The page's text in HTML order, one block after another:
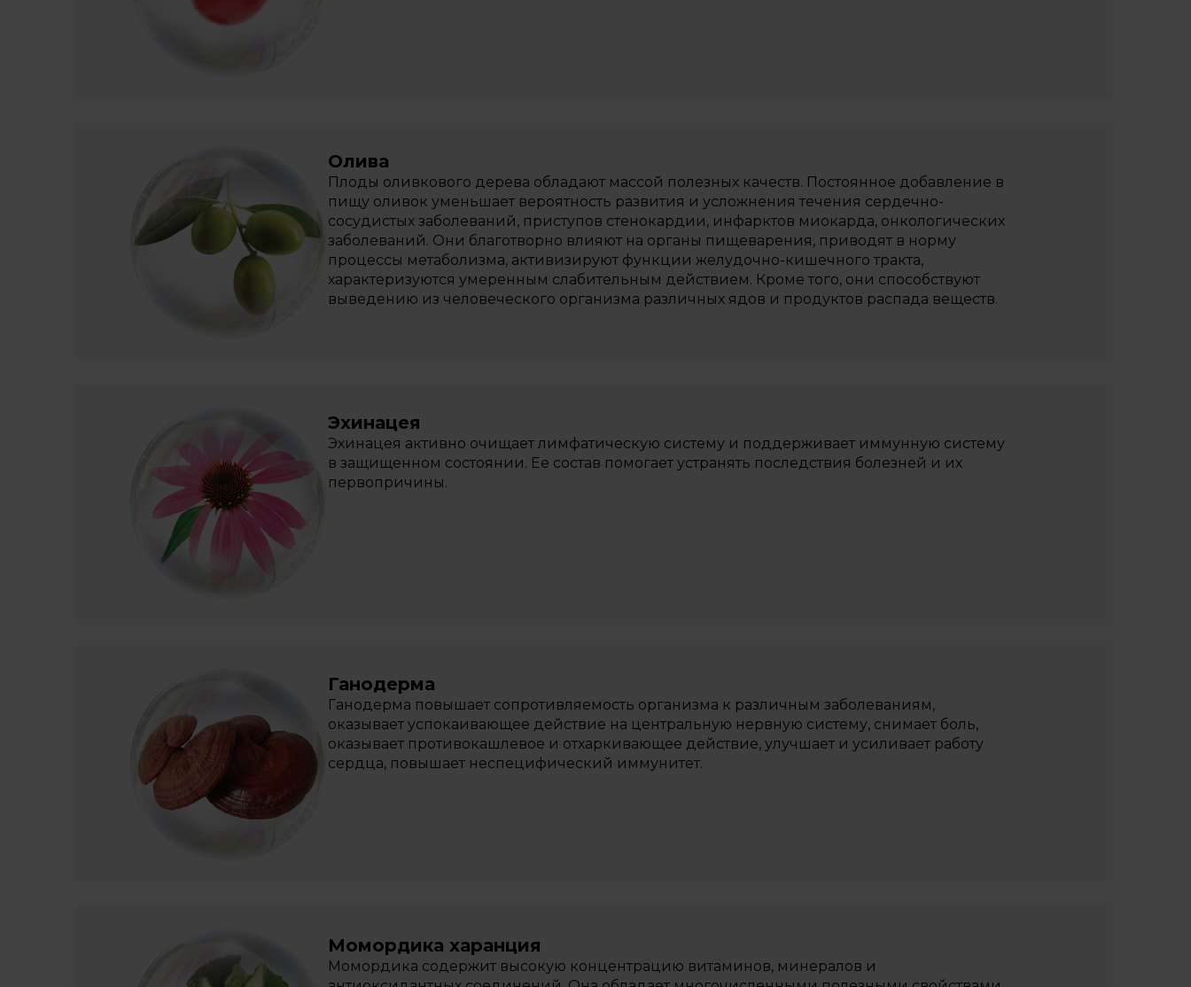
Олива
Плоды оливкового дерева обладают массой полезных качеств. Постоянное добавление в
пищу оливок уменьшает вероятность развития и усложнения течения сердечно-
сосудистых заболеваний, приступов стенокардии, инфарктов миокарда, онкологических
заболеваний. Они благотворно влияют на органы пищеварения, приводят в норму
процессы метаболизма, активизируют функции желудочно-кишечного тракта,
характеризуются умеренным слабительным действием. Кроме того, они способствуют
выведению из человеческого организма различных ядов и продуктов распада веществ.
Эхинацея
Эхинацея активно очищает лимфатическую систему и поддерживает иммунную систему
в защищенном состоянии. Ее состав помогает устранять последствия болезней и их
первопричины.
Ганодерма
Ганодерма повышает сопротивляемость организма к различным заболеваниям,
оказывает успокаивающее действие на центральную нервную систему, снимает боль,
оказывает противокашлевое и отхаркивающее действие, улучшает и усиливает работу
сердца, повышает неспецифический иммунитет.
Момордика харанция
Момордика содержит высокую концентрацию витаминов, минералов и